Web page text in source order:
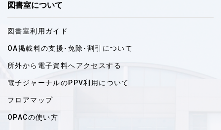
図書室について
図書室利用ガイド
OA掲載料の支援･免除･割引について
所外から電子資料へアクセスする
電子ジャーナルのPPV利用について
フロアマップ
OPACの使い方